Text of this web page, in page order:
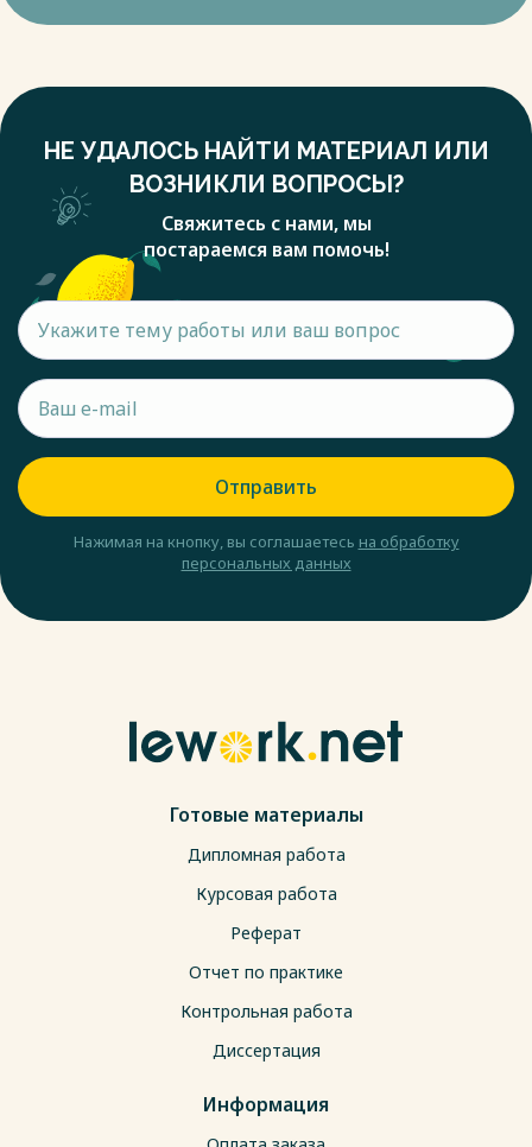
НЕ УДАЛОСЬ НАЙТИ МАТЕРИАЛ ИЛИ
ВОЗНИКЛИ ВОПРОСЫ?
Свяжитесь с нами, мы
постараемся вам помочь!
Отправить
Нажимая на кнопку, вы соглашаетесь на обработку
персональных данных
Готовые материалы
Дипломная работа
Курсовая работа
Реферат
Отчет по практике
Контрольная работа
Диссертация
Информация